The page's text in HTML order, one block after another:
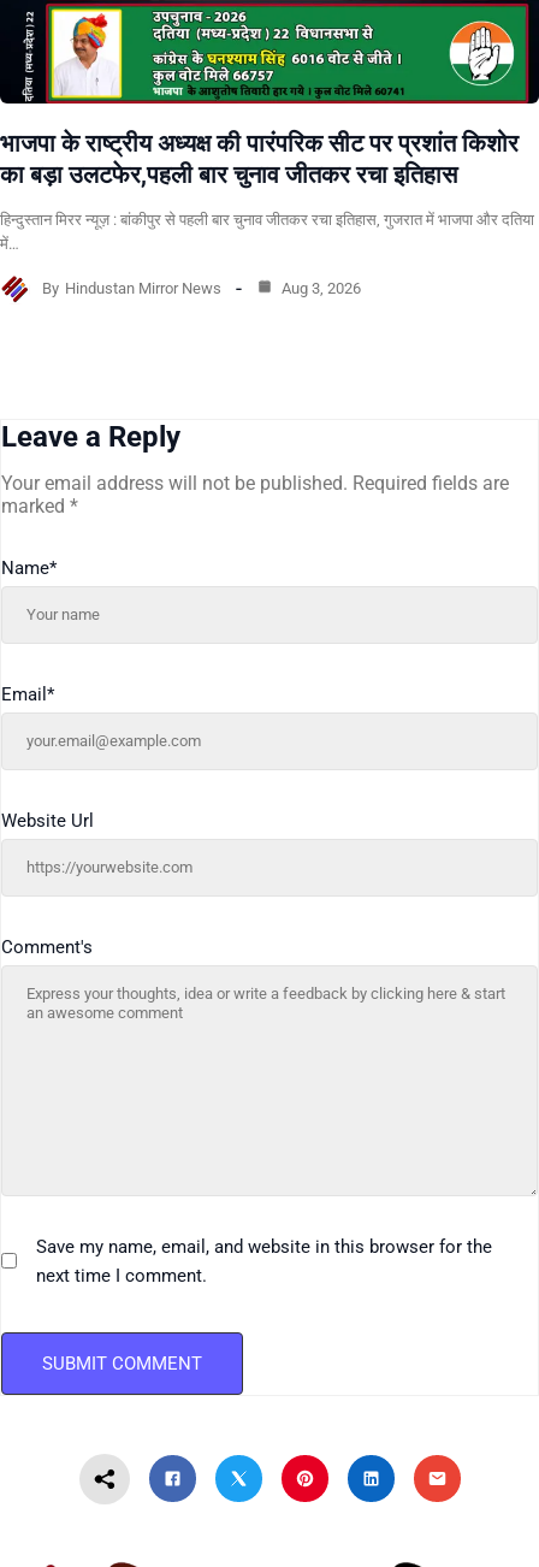
भाजपा के राष्ट्रीय अध्यक्ष की पारंपरिक सीट पर प्रशांत किशोर
का बड़ा उलटफेर,पहली बार चुनाव जीतकर रचा इतिहास
हिन्दुस्तान मिरर न्यूज़ : बांकीपुर से पहली बार चुनाव जीतकर रचा इतिहास, गुजरात में भाजपा और दतिया
में…
By Hindustan Mirror News Aug 3, 2026
Leave a Reply
Your email address will not be published. Required fields are
marked *
Comment's
Name*
Email *
Website Url
Save my name, email, and website in this browser for the
next time I comment.